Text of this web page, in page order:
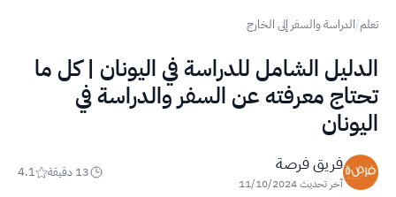
تعلم/الدراسة والسفر إلى الخارج
الدليل الشامل للدراسة في اليونان | كل ما
تحتاج معرفته عن السفر والدراسة في
اليونان
فريق فرصة
آخر تحديث11/10/2024
13 دقيقة 4.1